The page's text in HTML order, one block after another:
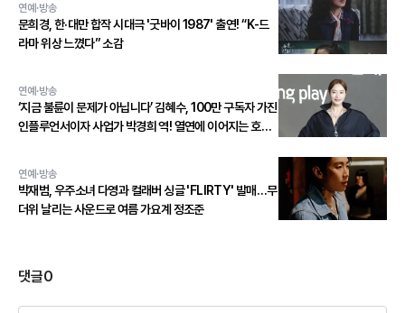
연예·방송
문희경, 한·대만 합작 시대극 '굿바이 1987' 출연! “K-드
라마 위상 느꼈다” 소감
연예·방송
‘지금 불륜이 문제가 아닙니다’ 김혜수, 100만 구독자 가진
인플루언서이자 사업가 박경희 역! 열연에 이어지는 호평
연예·방송
박재범, 우주소녀 다영과 컬래버 싱글 'FLIRTY' 발매…무
더위 날리는 사운드로 여름 가요계 정조준
댓글0